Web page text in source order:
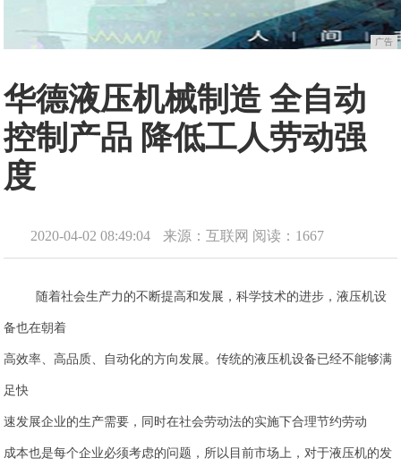
广告
华德液压机械制造 全自动
控制产品 降低工人劳动强
度
2020-04-02 08:49:04 来源：互联网 阅读：1667
随着社会生产力的不断提高和发展，科学技术的进步，液压机设
备也在朝着
高效率、高品质、自动化的方向发展。传统的液压机设备已经不能够满
足快
速发展企业的生产需要，同时在社会劳动法的实施下合理节约劳动
成本也是每个企业必须考虑的问题，所以目前市场上，对于液压机的发